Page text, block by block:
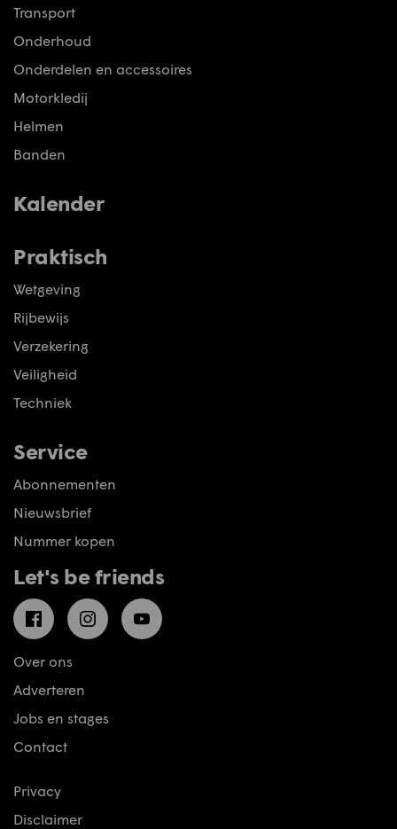
Transport
Onderhoud
Onderdelen en accessoires
Motorkledij
Helmen
Banden
Kalender
Praktisch
Wetgeving
Rijbewijs
Verzekering
Veiligheid
Techniek
Service
Abonnementen
Nieuwsbrief
Nummer kopen
Let's be friends
FacebookInstagramYouTube
Over ons
Adverteren
Jobs en stages
Contact
Privacy
Disclaimer